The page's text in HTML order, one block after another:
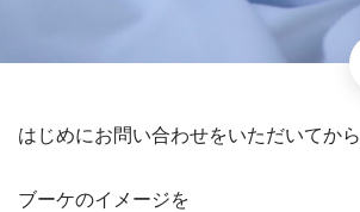
はじめにお問い合わせをいただいてから
ブーケのイメージを